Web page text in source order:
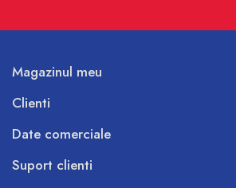
Magazinul meu
Clienti
Date comerciale
Suport clienti